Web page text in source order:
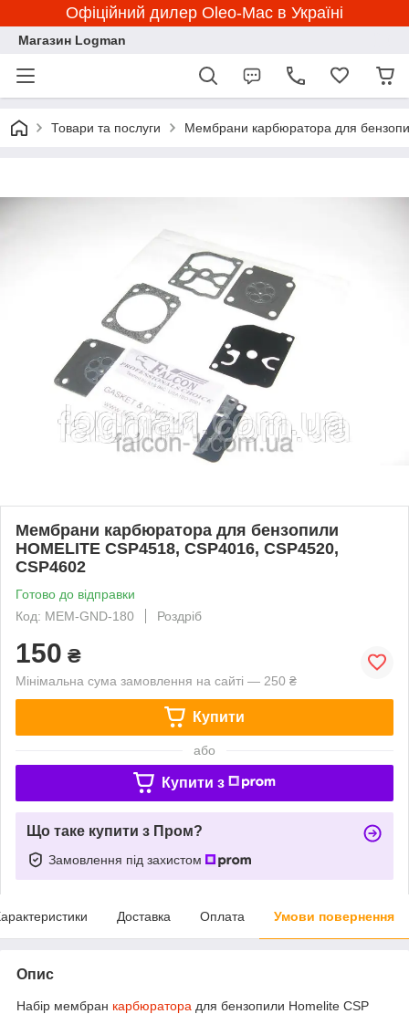
Офіційний дилер Oleo-Mac в Україні
Магазин Logman
Товари та послуги Мембрани карбюратора для
Мембрани карбюратора для бензопили
HOMELITE CSP4518, CSP4016, CSP4520,
CSP4602
Готово до відправки
Код: MEM-GND-180
Роздріб
150 ₴
Мінімальна сума замовлення на сайті — 250 ₴
Купити
або
Купити з
Що таке купити з Пром?
Замовлення під захистом
Доставка Оплата Умови повернення
Опис
Набір мембран карбюратора для бензопили Homelite CSP